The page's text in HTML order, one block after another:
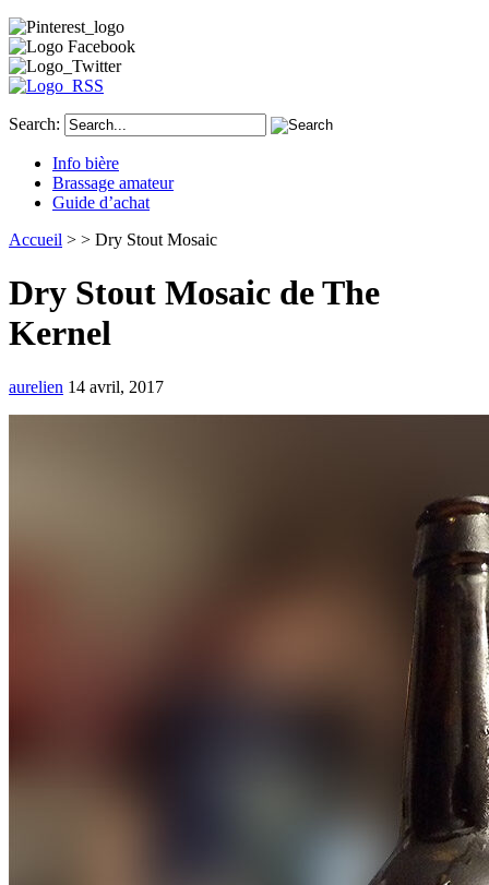
Search:
Info bière
Brassage amateur
Guide d’achat
Accueil > > Dry Stout Mosaic
Dry Stout Mosaic de The
Kernel
aurelien 14 avril, 2017